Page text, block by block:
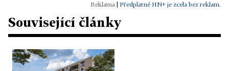
Předplatné HN+ je zcela bez reklam.
Související články